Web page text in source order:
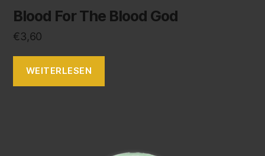
Blood For The Blood God
€3,60
WEITERLESEN